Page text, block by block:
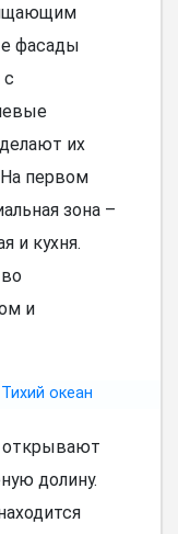
фасады
их
первом
зона –
и кухня.
и
открывают
долину.